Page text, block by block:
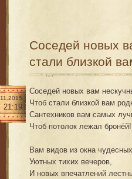
Соседей новых
стали близкой
21:19
Соседей новых вам
Чтоб стали близкой вам
Сантехников вам самых
Чтоб потолок лежал бронёй!
Вам видов из окна
Уютных тихих вечеров,
И новых впечатлений